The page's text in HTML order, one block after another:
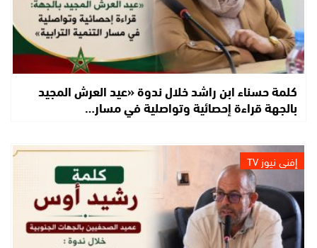
كلمة حسناء ابن راشد خلال ندوة «عيد العرش المجيد
بالجهة قراءة إحصائية وتواصلية في مسار…
إفني نيوز TV